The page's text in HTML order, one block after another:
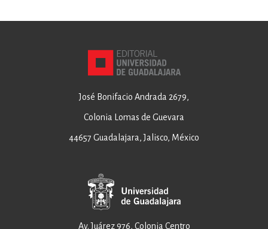
José Bonifacio Andrada 2679,
Colonia Lomas de Guevara
44657 Guadalajara, Jalisco, México
Av. Juárez 976, Colonia Centro